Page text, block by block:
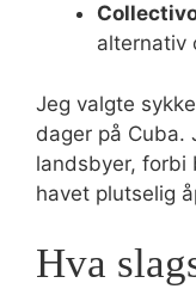
alternativ
Jeg valgte
dager på Cuba.
landsbyer, forbi
havet plutselig
Hva